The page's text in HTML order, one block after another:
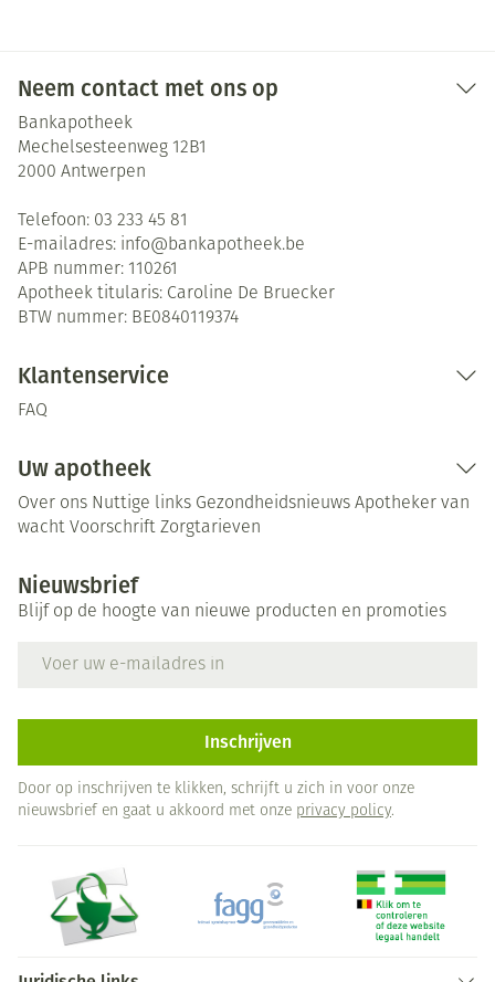
Neem contact met ons op
Bankapotheek
Mechelsesteenweg 12B1
2000 Antwerpen
Telefoon: 03 233 45 81
E-mailadres: info@bankapotheek.be
APB nummer: 110261
Apotheek titularis: Caroline De Bruecker
BTW nummer: BE0840119374
Klantenservice
FAQ
Uw apotheek
Over ons Nuttige links Gezondheidsnieuws Apotheker van
wacht Voorschrift Zorgtarieven
Nieuwsbrief
Blijf op de hoogte van nieuwe producten en promoties
Inschrijven
Door op inschrijven te klikken, schrijft u zich in voor onze
nieuwsbrief en gaat u akkoord met onze privacy policy.